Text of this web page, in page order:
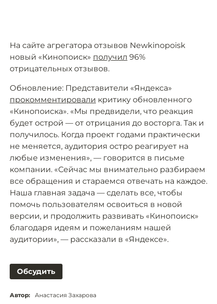
На сайте агрегатора отзывов Newkinopoisk
новый «Кинопоиск» получил 96%
отрицательных отзывов.
Обновление: Представители «Яндекса»
прокомментировали критику обновленного
«Кинопоиска». «Мы предвидели, что реакция
будет острой — от отрицания до восторга. Так и
получилось. Когда проект годами практически
не меняется, аудитория остро реагирует на
любые изменения», — говорится в письме
компании. «Сейчас мы внимательно разбираем
все обращения и стараемся отвечать на каждое.
Наша главная задача — сделать все, чтобы
помочь пользователям освоиться в новой
версии, и продолжить развивать «Кинопоиск»
благодаря идеям и пожеланиям нашей
аудитории», — рассказали в «Яндексе».
Обсудить
Автор: Анастасия Захарова